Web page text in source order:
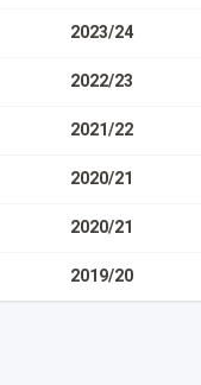
2023/24
2022/23
2021/22
2020/21
2020/21
2019/20